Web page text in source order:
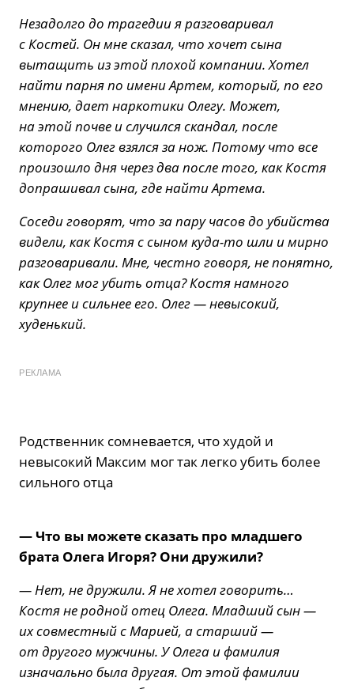
Незадолго до трагедии я разговаривал
с Костей. Он мне сказал, что хочет сына
вытащить из этой плохой компании. Хотел
найти парня по имени Артем, который, по его
мнению, дает наркотики Олегу. Может,
на этой почве и случился скандал, после
которого Олег взялся за нож. Потому что все
произошло дня через два после того, как Костя
допрашивал сына, где найти Артема.
Соседи говорят, что за пару часов до убийства
видели, как Костя с сыном куда-то шли и мирно
разговаривали. Мне, честно говоря, не понятно,
как Олег мог убить отца? Костя намного
крупнее и сильнее его. Олег — невысокий,
худенький.
РЕКЛАМА
Родственник сомневается, что худой и
невысокий Максим мог так легко убить более
сильного отца
— Что вы можете сказать про младшего
брата Олега Игоря? Они дружили?
— Нет, не дружили. Я не хотел говорить…
Костя не родной отец Олега. Младший сын —
их совместный с Марией, а старший —
от другого мужчины. У Олега и фамилия
изначально была другая. От этой фамилии